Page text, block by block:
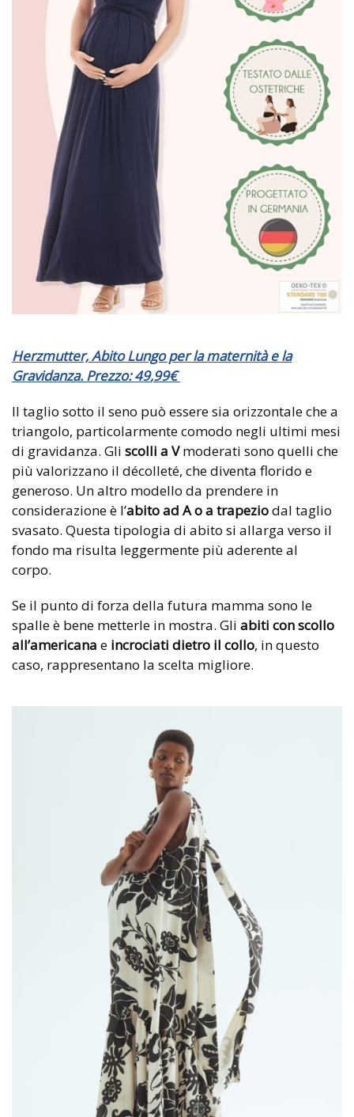
Herzmutter, Abito Lungo per la maternità e la
Gravidanza. Prezzo:49,99€
Il taglio sotto il seno può essere sia orizzontale che a
triangolo, particolarmente comodo negli ultimi mesi
di gravidanza. Gli scolli a Vmoderati sono quelli che
più valorizzano il décolleté, che diventa florido e
generoso. Un altro modello da prendere in
considerazione è l’abito ad A o a trapeziodal taglio
svasato. Questa tipologia di abito si allarga verso il
fondo ma risulta leggermente più aderente al
corpo.
Se il punto di forza della futura mamma sono le
spalle è bene metterle in mostra. Gli abiti con scollo
all’americana e incrociati dietro il collo, in questo
caso, rappresentano la scelta migliore.